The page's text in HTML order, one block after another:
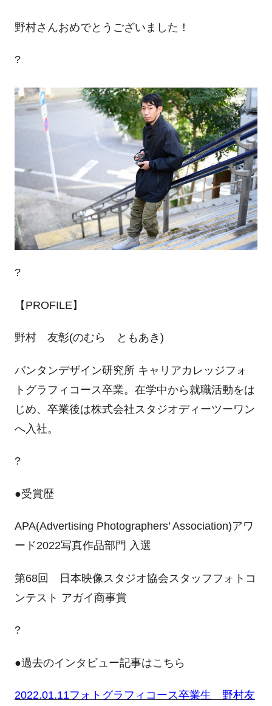
野村さんおめでとうございました！
?
?
【PROFILE】
野村 友彰(のむら ともあき)
バンタンデザイン研究所 キャリアカレッジフォ
トグラフィコース卒業。在学中から就職活動をは
じめ、卒業後は株式会社スタジオディーツーワン
へ入社。
?
●受賞歴
APA(Advertising Photographers’ Association)アワ
ード2022写真作品部門 入選
第68回 日本映像スタジオ協会スタッフフォトコ
ンテスト アガイ商事賞
?
●過去のインタビュー記事はこちら
2022.01.11フォトグラフィコース卒業生 野村友